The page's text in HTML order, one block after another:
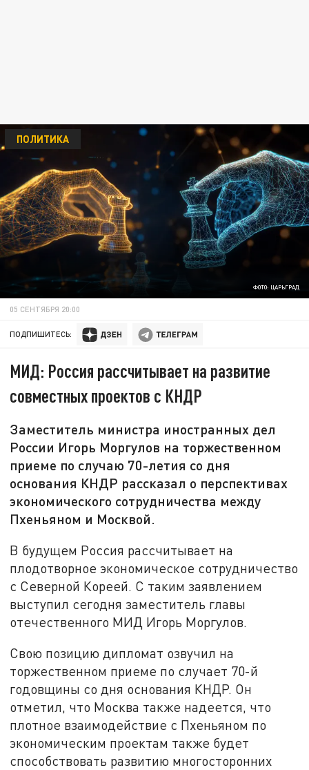
ФОТО: ЦАРЬГРАД
ПОЛИТИКА
05 СЕНТЯБРЯ 20:00
ПОДПИШИТЕСЬ:
МИД: Россия рассчитывает на развитие
совместных проектов с КНДР
Заместитель министра иностранных дел
России Игорь Моргулов на торжественном
приеме по случаю 70-летия со дня
основания КНДР рассказал о перспективах
экономического сотрудничества между
Пхеньяном и Москвой.
В будущем Россия рассчитывает на
плодотворное экономическое сотрудничество
с Северной Кореей. С таким заявлением
выступил сегодня заместитель главы
отечественного МИД Игорь Моргулов.
Свою позицию дипломат озвучил на
торжественном приеме по случает 70-й
годовщины со дня основания КНДР. Он
отметил, что Москва также надеется, что
плотное взаимодействие с Пхеньяном по
экономическим проектам также будет
способствовать развитию многосторонних